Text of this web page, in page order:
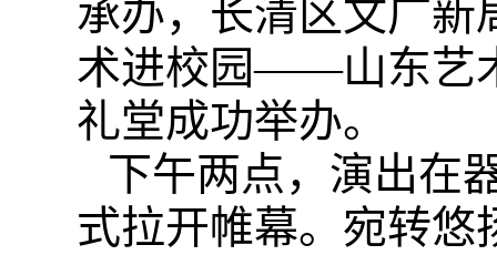
承办，长清区文广新
术进校园——山东艺
礼堂成功举办。
下午两点，演出在
式拉开帷幕。宛转悠